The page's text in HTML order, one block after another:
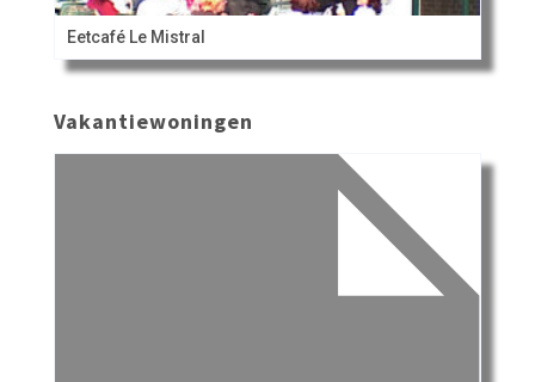
Eetcafé Le Mistral
Vakantiewoningen